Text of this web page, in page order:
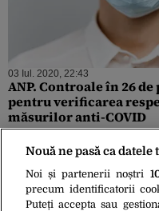
03 Iul. 2020, 22:43
ANP. Controale în 26
pentru verificarea
măsurilor anti-COVID
Nouă ne pasă ca
Noi și partenerii noștri
precum identificatorii
Puteți accepta sau